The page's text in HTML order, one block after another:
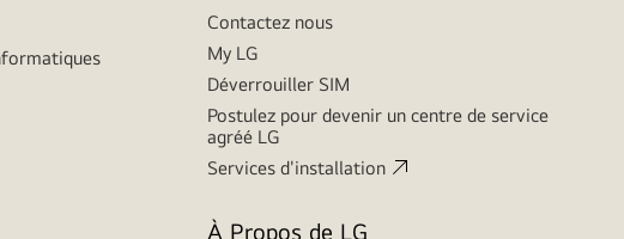
Contactez nous
My LG
Déverrouiller SIM
Postulez pour devenir un centre de service
agréé LG
Services d'installation
À Propos de LG